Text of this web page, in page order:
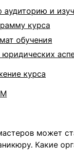
аудиторию и
курса
обучения
курса
может
Какие